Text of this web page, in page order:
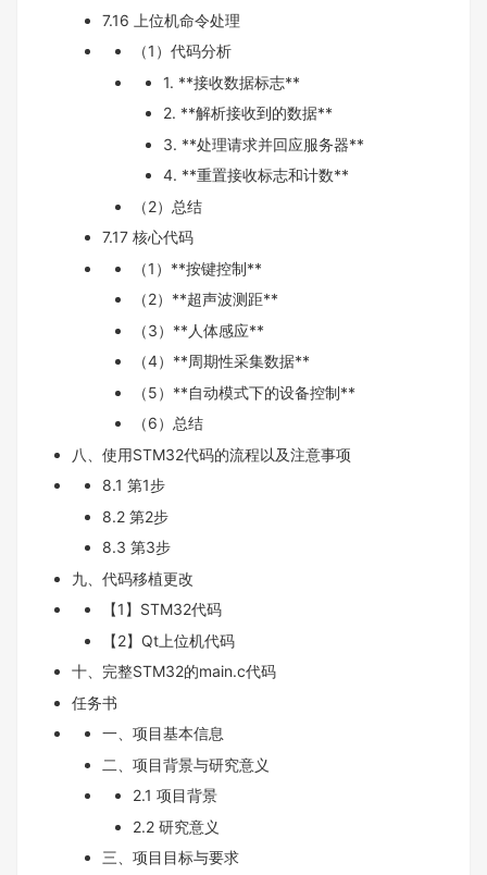
7.16 上位机命令处理
（1）代码分析
1. **接收数据标志**
2. **解析接收到的数据**
3. **处理请求并回应服务器**
4. **重置接收标志和计数**
（2）总结
7.17 核心代码
（1）**按键控制**
（2）**超声波测距**
（3）**人体感应**
（4）**周期性采集数据**
（5）**自动模式下的设备控制**
（6）总结
八、使用STM32代码的流程以及注意事项
8.1 第1步
8.2 第2步
8.3 第3步
九、代码移植更改
【1】STM32代码
【2】Qt上位机代码
十、完整STM32的main.c代码
任务书
一、项目基本信息
二、项目背景与研究意义
2.1 项目背景
2.2 研究意义
三、项目目标与要求